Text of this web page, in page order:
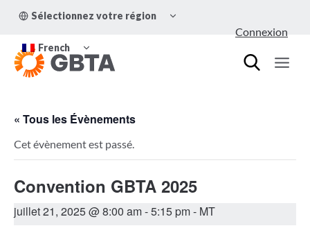
Sélectionnez votre région
LE
French
LE
MENU
ENFANT
Connexion
« Tous les Évènements
Cet évènement est passé.
Convention GBTA 2025
juillet 21, 2025 @ 8:00 am-5:15 pm- MT